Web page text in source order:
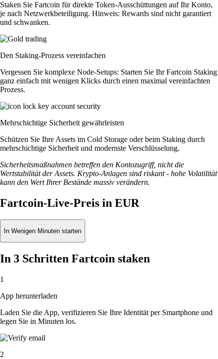
Staken Sie Fartcoin für direkte Token-Ausschüttungen auf Ihr Konto,
je nach Netzwerkbeteiligung. Hinweis: Rewards sind nicht garantiert
und schwanken.
Den Staking-Prozess vereinfachen
Vergessen Sie komplexe Node-Setups: Starten Sie Ihr Fartcoin Staking
ganz einfach mit wenigen Klicks durch einen maximal vereinfachten
Prozess.
Mehrschichtige Sicherheit gewährleisten
Schützen Sie Ihre Assets im Cold Storage oder beim Staking durch
mehrschichtige Sicherheit und modernste Verschlüsselung.
Sicherheitsmaßnahmen betreffen den Kontozugriff, nicht die
Wertstabilität der Assets. Krypto-Anlagen sind riskant - hohe Volatilität
kann den Wert Ihrer Bestände massiv verändern.
Fartcoin-Live-Preis in EUR
In Wenigen Minuten starten
In 3 Schritten Fartcoin staken
1
App herunterladen
Laden Sie die App, verifizieren Sie Ihre Identität per Smartphone und
legen Sie in Minuten los.
2